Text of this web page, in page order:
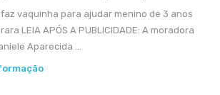
vaquinha para ajudar menino de 3 anos
LEIA APÓS A PUBLICIDADE: A moradora
Aparecida ...